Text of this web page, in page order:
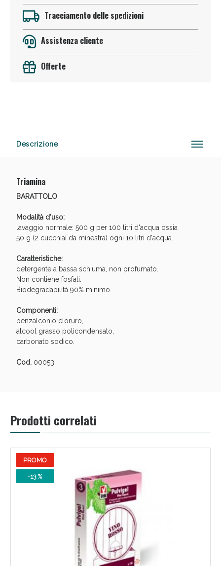
Tracciamento delle spedizioni
Assistenza cliente
Offerte
Descrizione
Triamina
BARATTOLO
Modalità d'uso:
lavaggio normale: 500 g per 100 litri d'acqua ossia
50 g (2 cucchiai da minestra) ogni 10 litri d'acqua.
Caratteristiche:
detergente a bassa schiuma, non profumato.
Non contiene fosfati.
Biodegradabilità 90% minimo.
Componenti:
benzalconio cloruro,
alcool grasso policondensato,
carbonato sodico.
Cod.00053
Prodotti correlati
PROMO
-13 %
oggi!
Vie Urinarie e Prostata: Sconti fino al 45% oggi!
Benessere Intestinale: Sconto fino al 55% valido
oggi!